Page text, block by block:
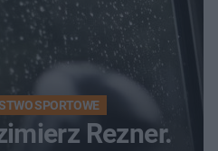
SPORTOWE
Rezner.